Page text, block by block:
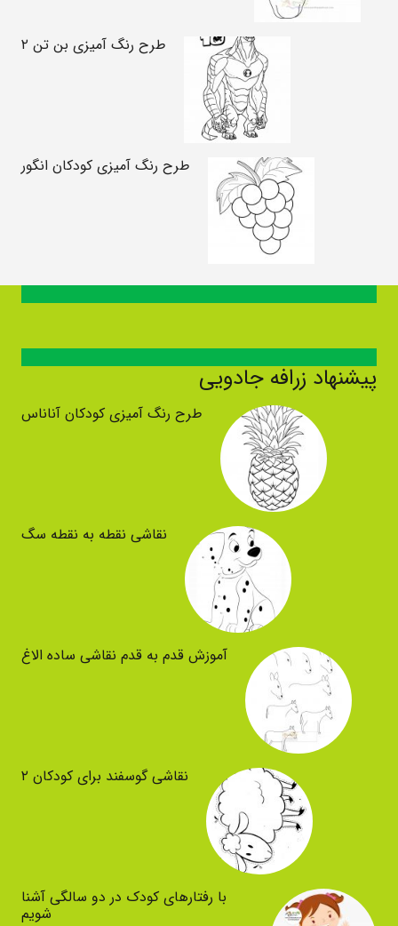
طرح رنگ آمیزی بن تن ۲
طرح رنگ آمیزی کودکان انگور
پیشنهاد زرافه جادویی
طرح رنگ آمیزی کودکان آناناس
نقاشی نقطه به نقطه سگ
آموزش قدم به قدم نقاشی ساده الاغ
نقاشی گوسفند برای کودکان ۲
با رفتارهای کودک در دو سالگی آشنا
شویم